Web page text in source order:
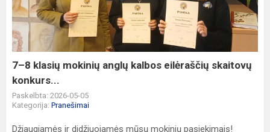
mokinių
anglų
kalbos
eilėraščių
skaitovų
konkurs...
7–8 klasių mokinių anglų kalbos eilėraščių skaitovų
konkurs...
Paskelbta: 2026-05-05
Kategorija: Pranešimai
Džiaugiamės ir didžiuojamės mūsų mokinių pasiekimais!